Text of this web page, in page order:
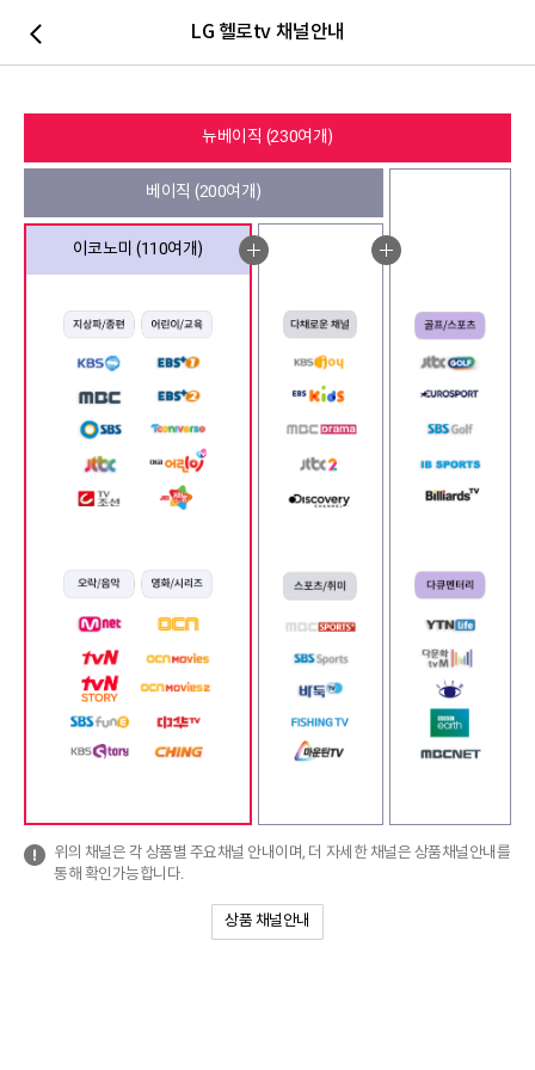
LG 헬로tv 채널안내
뉴베이직 (230여개)
베이직 (200여개)
이코노미 (110여개)
위의 채널은 각 상품별 주요채널 안내이며, 더 자세한 채널은 상품채널안내를
통해 확인가능합니다.
상품 채널안내